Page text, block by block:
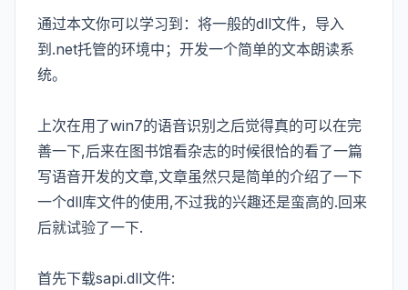
通过本文你可以学习到：将一般的dll文件，导入
到.net托管的环境中；开发一个简单的文本朗读系
统。
上次在用了win7的语音识别之后觉得真的可以在完
善一下,后来在图书馆看杂志的时候很恰的看了一篇
写语音开发的文章,文章虽然只是简单的介绍了一下
一个dll库文件的使用,不过我的兴趣还是蛮高的.回来
后就试验了一下.
首先下载sapi.dll文件: